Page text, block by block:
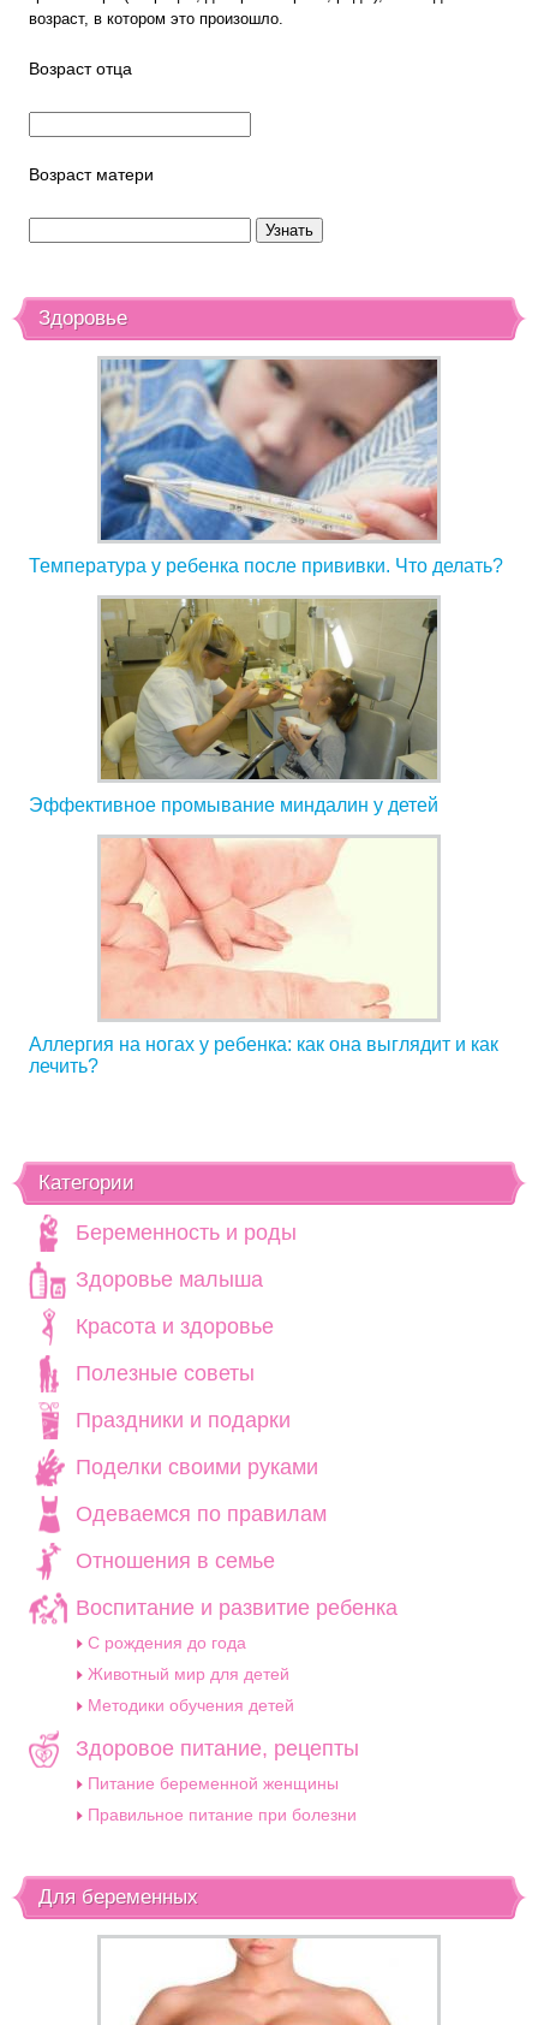
возраст, в котором это произошло.
Возраст отца
Возраст матери
Здоровье
Температура у ребенка после прививки. Что делать?
Эффективное промывание миндалин у детей
Аллергия на ногах у ребенка: как она выглядит и как
лечить?
Категории
Беременность и роды
Здоровье малыша
Красота и здоровье
Полезные советы
Праздники и подарки
Поделки своими руками
Одеваемся по правилам
Отношения в семье
Воспитание и развитие ребенка
C рождения до года
Животный мир для детей
Методики обучения детей
Здоровое питание, рецепты
Питание беременной женщины
Правильное питание при болезни
Для беременных